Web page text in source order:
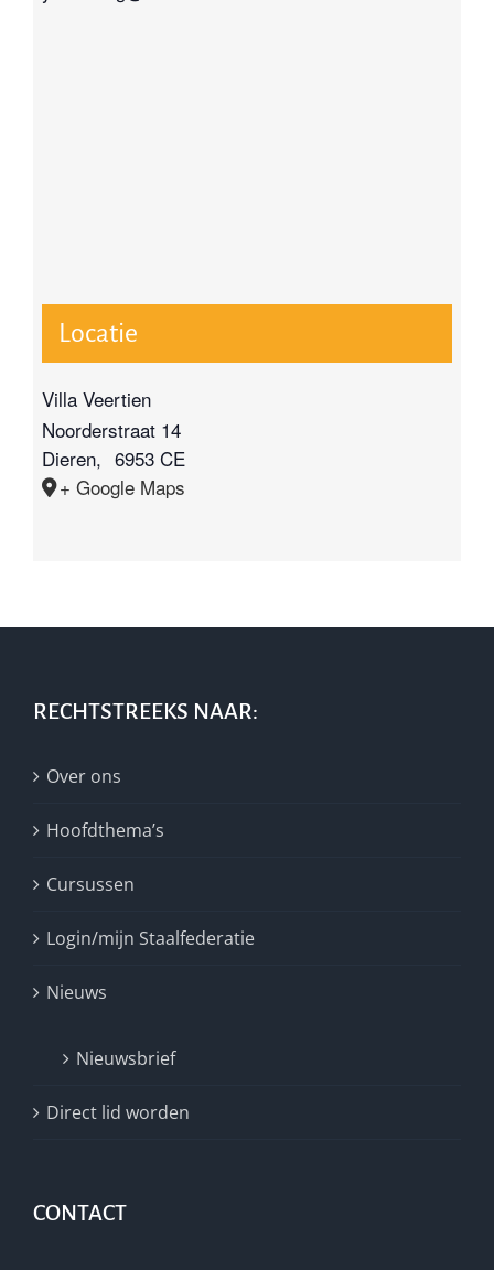
Locatie
Villa Veertien
Noorderstraat 14
Dieren, 6953 CE
+ Google Maps
RECHTSTREEKS NAAR:
Over ons
Hoofdthema’s
Cursussen
Login/mijn Staalfederatie
Nieuws
Nieuwsbrief
Direct lid worden
CONTACT